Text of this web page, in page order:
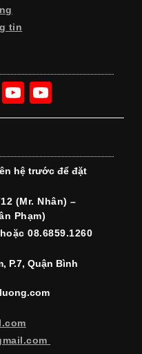
tin
T
Y
o
T
u
b
e
o
T
u
b
e
h
hệ trước để đặt
(Mr. Nhân) –
Phạm)
08.6859.1260
P.7, Quận Bình